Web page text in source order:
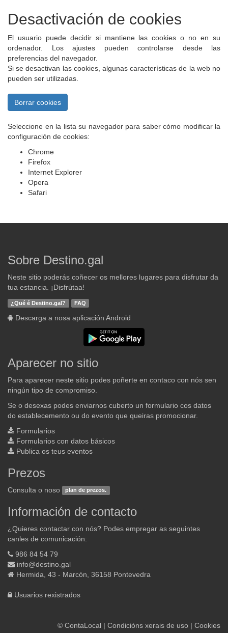
Desactivación de cookies
El usuario puede decidir si mantiene las cookies o no en su
ordenador. Los ajustes pueden controlarse desde las
preferencias del navegador.
Si se desactivan las cookies, algunas características de la web no
pueden ser utilizadas.
Borrar cookies
Seleccione en la lista su navegador para saber cómo modificar la
configuración de cookies:
Chrome
Firefox
Internet Explorer
Opera
Safari
Sobre Destino.gal
Neste sitio poderás coñecer os mellores lugares para disfrutar da
tua estancia. ¡Disfrútaa!
¿Qué é Destino.gal? FAQ
Descarga a nosa aplicación Android
Aparecer no sitio
Para aparecer neste sitio podes poñerte en contaco con nós sen
ningún tipo de compromiso.
Se o desexas podes enviarnos cuberto un formulario cos datos
do establecemento ou do evento que queiras promocionar.
Formularios
Formularios con datos básicos
Publica os teus eventos
Prezos
Consulta o noso plan de prezos.
Información de contacto
¿Quieres contactar con nós? Podes empregar as seguintes
canles de comunicación:
986 84 54 79
info@destino.gal
Hermida, 43 - Marcón, 36158 Pontevedra
Usuarios rexistrados
© ContaLocal | Condicións xerais de uso | Cookies